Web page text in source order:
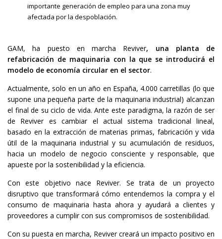
importante generación de empleo para una zona muy
afectada por la despoblación.
GAM, ha puesto en marcha Reviver, una planta de
refabricación de maquinaria con la que se introducirá el
modelo de economía circular en el sector.
Actualmente, solo en un año en España, 4.000 carretillas (lo que
supone una pequeña parte de la maquinaria industrial) alcanzan
el final de su ciclo de vida. Ante este paradigma, la razón de ser
de Reviver es cambiar el actual sistema tradicional lineal,
basado en la extracción de materias primas, fabricación y vida
útil de la maquinaria industrial y su acumulación de residuos,
hacia un modelo de negocio consciente y responsable, que
apueste por la sostenibilidad y la eficiencia.
Con este objetivo nace Reviver. Se trata de un proyecto
disruptivo que transformará cómo entendemos la compra y el
consumo de maquinaria hasta ahora y ayudará a clientes y
proveedores a cumplir con sus compromisos de sostenibilidad.
Con su puesta en marcha, Reviver creará un impacto positivo en